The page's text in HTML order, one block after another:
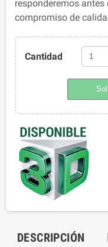
responderemos antes
compromiso de
Cantidad
DESCRIPCIÓN